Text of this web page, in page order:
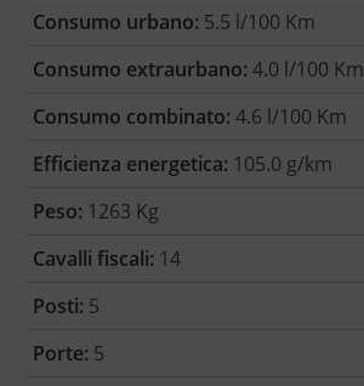
Consumo urbano: 5.5 l/100 Km
Consumo extraurbano: 4.0 l/100 Km
Consumo combinato: 4.6 l/100 Km
Efficienza energetica: 105.0 g/km
Peso: 1263 Kg
Cavalli fiscali: 14
Posti: 5
Porte: 5